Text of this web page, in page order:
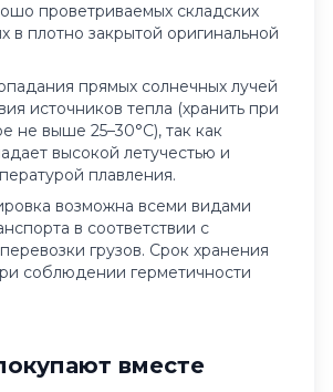
проветриваемых складских
в плотно закрытой оригинальной
прямых солнечных лучей
источников тепла (хранить при
не выше 25–30°C), так как
высокой летучестью и
плавления.
возможна всеми видами
в соответствии с
грузов. Срок хранения
соблюдении герметичности
вместе